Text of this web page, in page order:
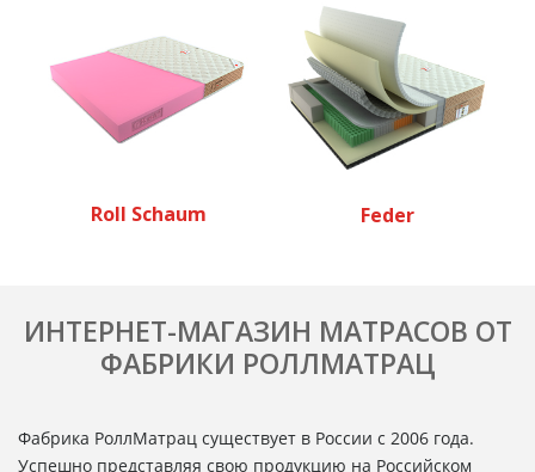
Roll Schaum Feder
ИНТЕРНЕТ-МАГАЗИН МАТРАСОВ ОТ
ФАБРИКИ РОЛЛМАТРАЦ
Фабрика РоллМатрац существует в России с 2006 года.
Успешно представляя свою продукцию на Российском